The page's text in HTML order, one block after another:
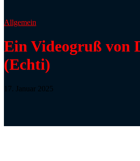
Allgemein
Ein Videogruß von
(Echti)
17. Januar 2025